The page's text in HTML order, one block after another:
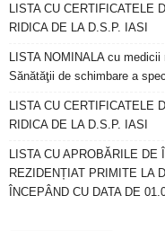
LISTA CU CERTIFICATELE
RIDICA DE LA D.S.P. IASI
LISTA NOMINALA cu
Sănătăţii de schimbare a
LISTA CU CERTIFICATELE
RIDICA DE LA D.S.P. IASI
LISTA CU APROBĂRILE DE
REZIDENȚIAT PRIMITE LA
ÎNCEPÂND CU DATA DE